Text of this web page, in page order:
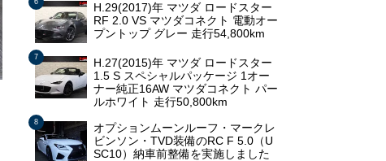
H.29(2017)年 マツダ ロードスター
RF 2.0 VS マツダコネクト 電動オー
プントップ グレー 走行54,800km
H.27(2015)年 マツダ ロードスター
1.5 S スペシャルパッケージ 1オー
ナー純正16AW マツダコネクト パー
ルホワイト 走行50,800km
オプションムーンルーフ・マークレ
ビンソン・TVD装備のRC F 5.0（U
SC10）納車前整備を実施しました